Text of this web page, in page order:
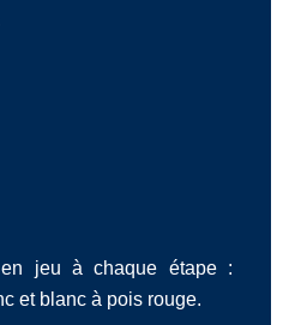
jeu à chaque étape :
et blanc à pois rouge.